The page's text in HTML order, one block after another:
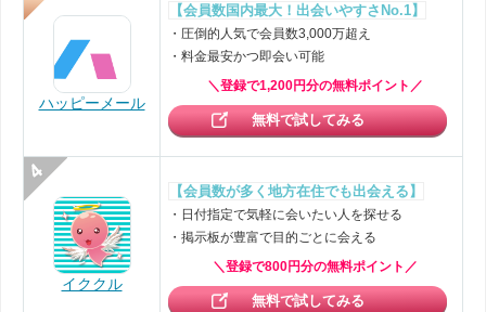
ハッピーメール
【会員数国内最大！出会いやすさNo.1】
・圧倒的人気で会員数3,000万超え
・料金最安かつ即会い可能
＼登録で1,200円分の無料ポイント／
無料で試してみる
イククル
【会員数が多く地方在住でも出会える】
・日付指定で気軽に会いたい人を探せる
・掲示板が豊富で目的ごとに会える
＼登録で800円分の無料ポイント／
無料で試してみる